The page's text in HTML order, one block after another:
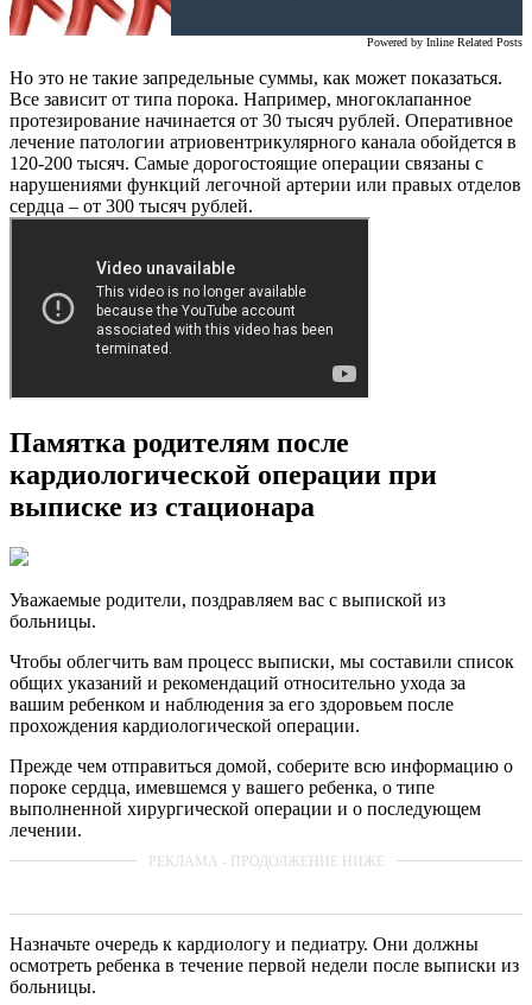
Powered by Inline Related Posts
Но это не такие запредельные суммы, как может показаться.
Все зависит от типа порока. Например, многоклапанное
протезирование начинается от 30 тысяч рублей. Оперативное
лечение патологии атриовентрикулярного канала обойдется в
120-200 тысяч. Самые дорогостоящие операции связаны с
нарушениями функций легочной артерии или правых отделов
сердца – от 300 тысяч рублей.
Памятка родителям после
кардиологической операции при
выписке из стационара
Уважаемые родители, поздравляем вас с выпиской из
больницы.
Чтобы облегчить вам процесс выписки, мы составили список
общих указаний и рекомендаций относительно ухода за
вашим ребенком и наблюдения за его здоровьем после
прохождения кардиологической операции.
Прежде чем отправиться домой, соберите всю информацию о
пороке сердца, имевшемся у вашего ребенка, о типе
выполненной хирургической операции и о последующем
лечении.
Назначьте очередь к кардиологу и педиатру. Они должны
осмотреть ребенка в течение первой недели после выписки из
больницы.